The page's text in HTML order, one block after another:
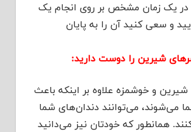
در یک زمان مشخص بر روی انجام یک
و سعی کنید آن را به پایان
و خوشمزه علاوه بر اینکه باعث
می‌شوند، می‌توانند دندان‌های شما
همانطور که خودتان نیز می‌دانید